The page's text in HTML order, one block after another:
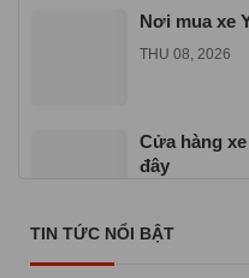
Nơi mua xe
THU 08, 2026
Cửa hàng
đây
TIN TỨC NỔI BẬT